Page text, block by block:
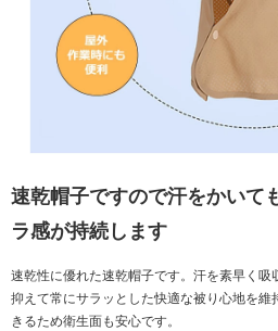
速乾帽子ですので汗をかいて
ラ感が持続します
速乾性に優れた速乾帽子です。汗を素早く吸
抑えて常にサラッとした快適な被り心地を
きるため衛生面も安心です。